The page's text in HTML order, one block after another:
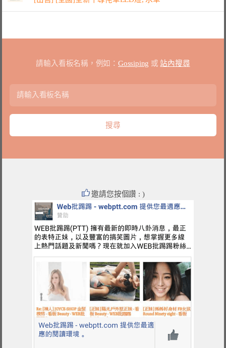
請輸入看板名稱，例如：Gossiping 或 站內搜尋
邀請您按個讚 : )